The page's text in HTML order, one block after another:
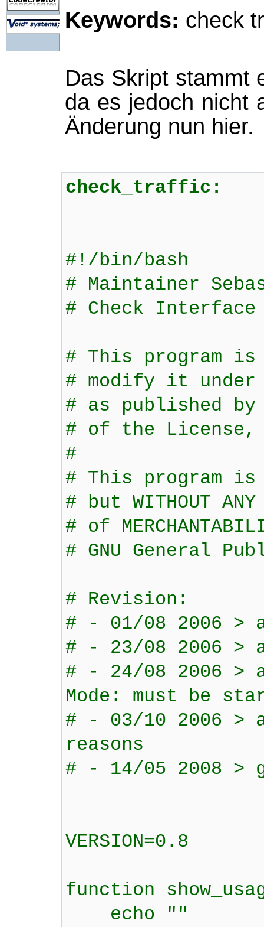
Keywords: check
Das Skript stammt
da es jedoch nicht
Änderung nun hier.
check_traffic:
#!/bin/bash
# Maintainer
# Check
# This program
# modify it under
# as published
# of the
#
# This program
# but WITHOUT
# of
# GNU General
# Revision:
# - 01/08 2006 >
# - 23/08 2006 >
# - 24/08 2006 >
Mode: must be
# - 03/10 2006 >
reasons
# - 14/05 2008 >
VERSION=0.8
function
echo ""